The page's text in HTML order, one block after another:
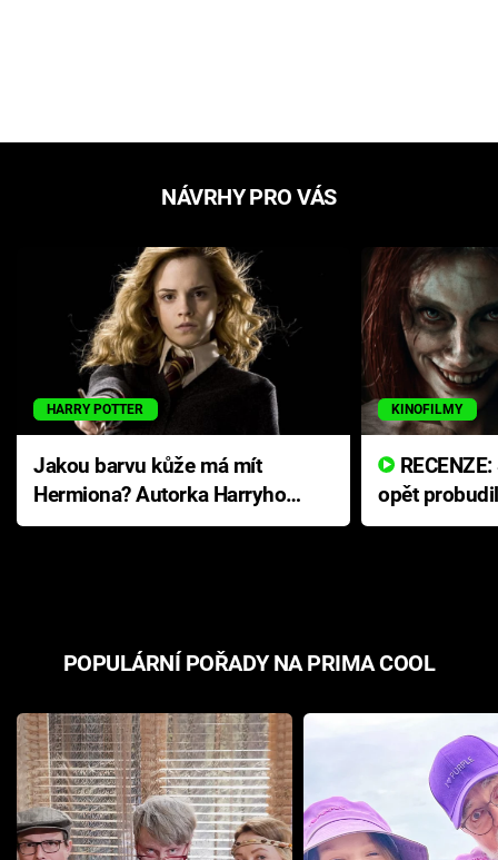
NÁVRHY PRO VÁS
HARRY POTTER
Jakou barvu kůže má mít
Hermiona? Autorka Harryho
Pottera přišla s ráznou
KINOFILMY
opět
přichází s
POPULÁRNÍ POŘADY NA PRIMA COOL